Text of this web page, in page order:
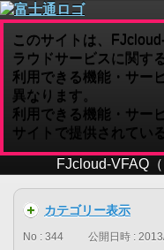
このサイトは、
ラウドサービスに関す
利用できる機能・サー
異なります。
利用できる機能・サー
サイトで提供されてい
FJcloud-VFAQ
カテゴリー表示
No : 344 公開日時 :